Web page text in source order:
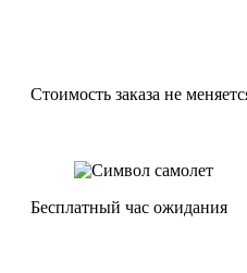
Стоимость заказа не
Бесплатный час ожидания